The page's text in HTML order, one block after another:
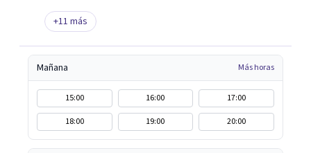
+11 más
Mañana Más horas
15:00 16:00
17:00
18:00
19:00 20:00